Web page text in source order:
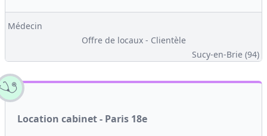
Médecin
Offre de locaux - Clientèle
Sucy-en-Brie (94)
Location cabinet - Paris 18e